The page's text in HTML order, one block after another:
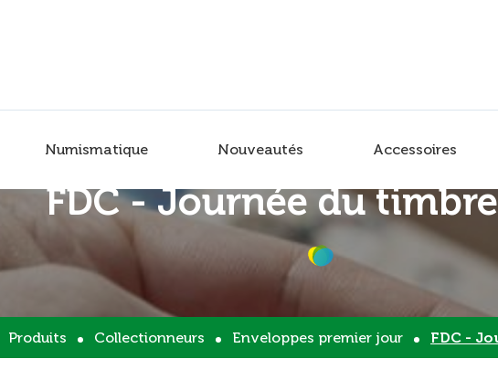
Numismatique Nouveautés Accessoires
FDC - Journée du
Produits Collectionneurs Enveloppes premier jour FDC -